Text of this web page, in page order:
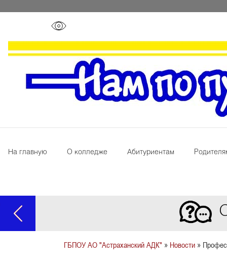
На главную О колледже Абитуриентам
ГБПОУ АО "Астраханский АДК" » Новости»